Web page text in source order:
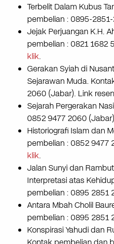
Terbelit Dalam Kubus
pembelian : 0895-
Jejak Perjuangan K.H.
pembelian : 0821 1682
klik.
Gerakan Syiah di
Sejarawan Muda.
2060 (Jabar). Link
Sejarah Pergerakan
0852 9477 2060
Historiografi Islam dan
pembelian : 0852 9477
klik.
Jalan Sunyi dan
Interpretasi atas
pembelian : 0895 2851
Antara Mbah Cholil
pembelian : 0895 2851
Konspirasi Yahudi dan